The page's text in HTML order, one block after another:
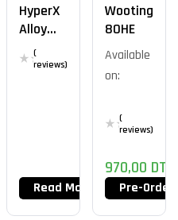
HyperX
Alloy
Elite 2
(
reviews)
Read More
Wooting
80HE
Available
on:
(
reviews)
970,00 DT
Pre-Order